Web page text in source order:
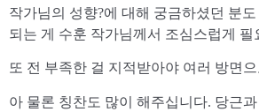
작가님의 성향?에 대해 궁금하셨던 분
되는 게 수훈 작가님께서 조심스럽게 필
또 전 부족한 걸 지적받아야 여러 방면
아 물론 칭찬도 많이 해주십니다. 당근